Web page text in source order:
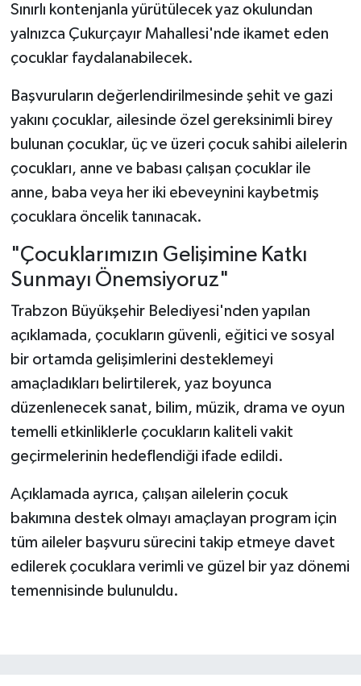
Sınırlı kontenjanla yürütülecek yaz okulundan
yalnızca Çukurçayır Mahallesi'nde ikamet eden
çocuklar faydalanabilecek.
Başvuruların değerlendirilmesinde şehit ve gazi
yakını çocuklar, ailesinde özel gereksinimli birey
bulunan çocuklar, üç ve üzeri çocuk sahibi ailelerin
çocukları, anne ve babası çalışan çocuklar ile
anne, baba veya her iki ebeveynini kaybetmiş
çocuklara öncelik tanınacak.
"Çocuklarımızın Gelişimine Katkı
Sunmayı Önemsiyoruz"
Trabzon Büyükşehir Belediyesi'nden yapılan
açıklamada, çocukların güvenli, eğitici ve sosyal
bir ortamda gelişimlerini desteklemeyi
amaçladıkları belirtilerek, yaz boyunca
düzenlenecek sanat, bilim, müzik, drama ve oyun
temelli etkinliklerle çocukların kaliteli vakit
geçirmelerinin hedeflendiği ifade edildi.
Açıklamada ayrıca, çalışan ailelerin çocuk
bakımına destek olmayı amaçlayan program için
tüm aileler başvuru sürecini takip etmeye davet
edilerek çocuklara verimli ve güzel bir yaz dönemi
temennisinde bulunuldu.